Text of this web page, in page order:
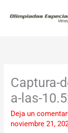
Captura-
a-las-
Deja un
noviembre 21,